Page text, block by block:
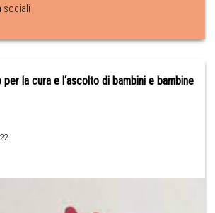
sociali
la cura e l‘ascolto di bambini e bambine